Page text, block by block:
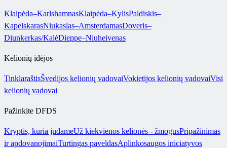
Klaipėda–KarlshamnasKlaipėda–KylisPaldiskis–
KapelskarasNiukaslas–AmsterdamasDoveris–
Diunkerkas/KalėDieppe–Niuheivenas
Kelionių idėjos
TinklaraštisŠvedijos kelionių vadovaiVokietijos kelionių vadovaiVisi
kelionių vadovai
Pažinkite DFDS
Kryptis, kuria judameUž kiekvienos kelionės - žmogusPripažinimas
ir apdovanojimaiTurtingas paveldasAplinkosaugos iniciatyvos